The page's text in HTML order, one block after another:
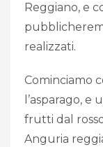
Reggiano, e
realizzati.
Cominciamo
l’asparago,
frutti dal
Anguria